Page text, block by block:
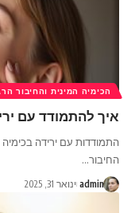
הכימיה המינית והחיבור
איך להתמודד עם
התמודדות עם ירידה
החיבור…
admin ינואר 31, 2025